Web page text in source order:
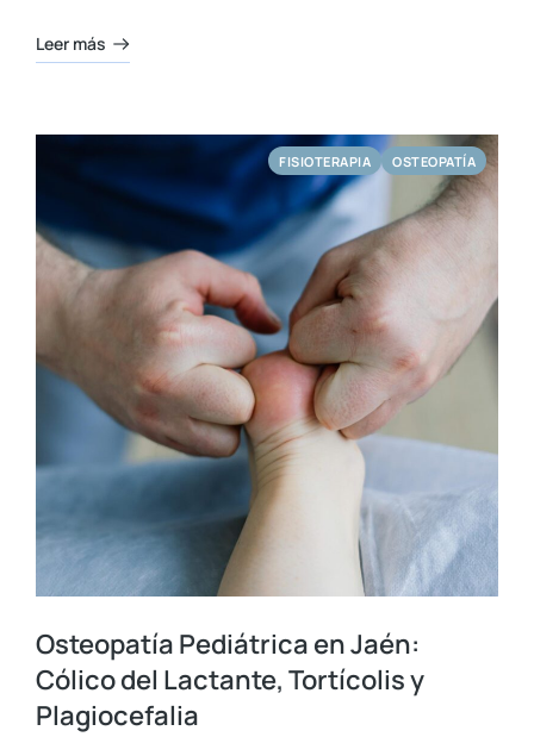
Leer más
FISIOTERAPIA OSTEOPATÍA
Osteopatía Pediátrica en Jaén:
Cólico del Lactante, Tortícolis y
Plagiocefalia